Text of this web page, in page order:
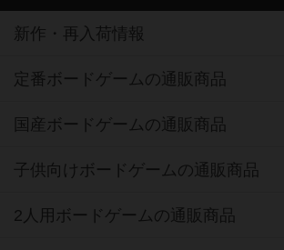
新作・再入荷情報
定番ボードゲームの通販商品
国産ボードゲームの通販商品
子供向けボードゲームの通販商品
2人用ボードゲームの通販商品